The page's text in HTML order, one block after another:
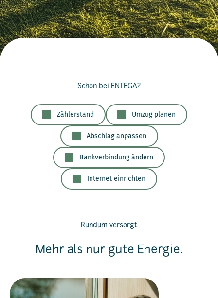
Schon bei ENTEGA?
Zählerstand Umzug planen
Abschlag anpassen
Bankverbindung ändern
Internet einrichten
Rundum versorgt
Mehr als nur gute Energie.